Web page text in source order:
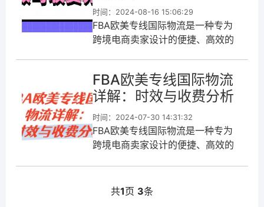
时间：2024-08-16 15:06:29
FBA欧美专线国际物流是一种专为
跨境电商卖家设计的便捷、高效的
逊提供的一种物流服务，意味着卖
家将商品寄送至亚马逊仓库，由亚
FBA欧美专线国际物流
详解：时效与收费分析
时间：2024-07-30 14:31:32
FBA欧美专线国际物流是一种专为
跨境电商卖家设计的便捷、高效的
逊提供的一种物流服务，意味着卖
共1页 3条